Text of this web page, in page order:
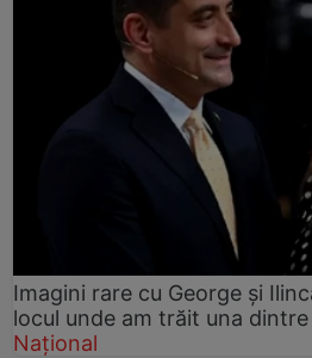
Imagini rare cu George și
locul unde am trăit una
Național